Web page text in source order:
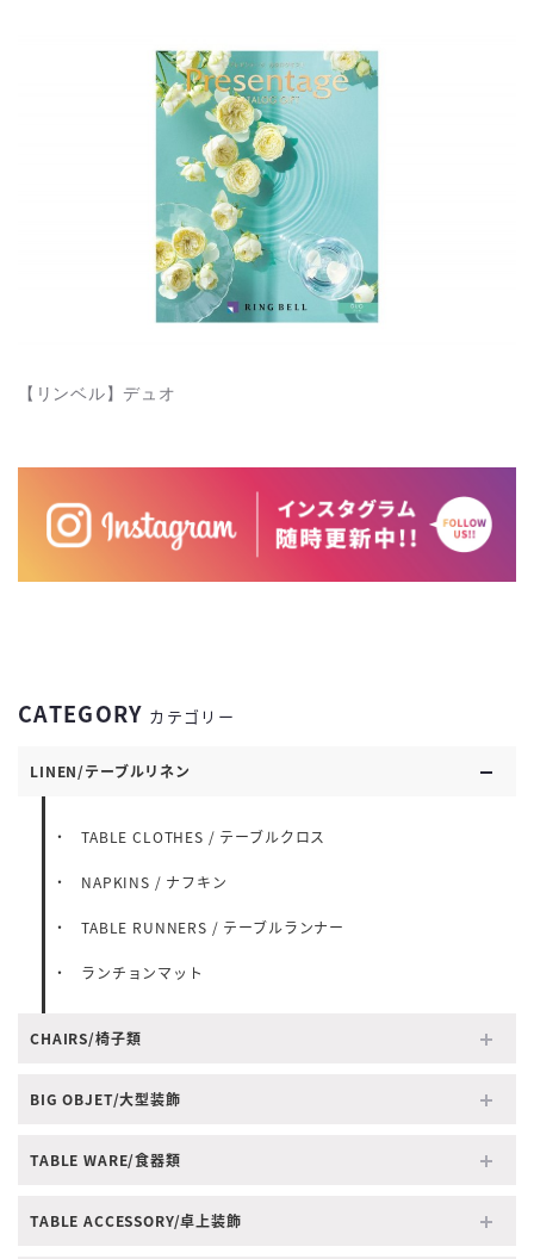
CATEGORY カテゴリー
LINEN/テーブルリネン
TABLE CLOTHES / テーブルクロス
NAPKINS / ナフキン
TABLE RUNNERS / テーブルランナー
ランチョンマット
CHAIRS/椅子類
BIG OBJET/大型装飾
TABLE WARE/食器類
TABLE ACCESSORY/卓上装飾
【リンベル】デュオ